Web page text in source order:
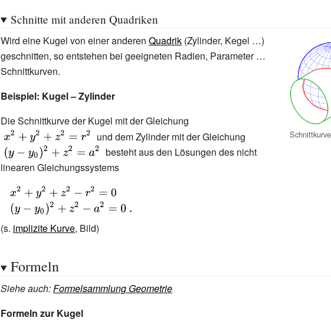
Schnitte mit anderen Quadriken
Wird eine Kugel von einer anderen Quadrik (Zylinder, Kegel …)
geschnitten, so entstehen bei geeigneten Radien, Parameter …
Schnittkurven.
Beispiel: Kugel – Zylinder
Die Schnittkurve der Kugel mit der Gleichung
\;x^{2}+y^{2}+z^{2}=r^{2}\;}
und dem Zylinder mit der Gleichung {\displaystyle \;(y-
besteht aus den Lösungen des nicht
linearen Gleichungssystems
{\displaystyle
x^{2}+y^{2}+z^{2}-
r^{2}=0}
{\displaystyle (y-
y_{0})^{2}+z^{2}-
a^{2}=0\ .}
(s. implizite Kurve, Bild)
Formeln
Siehe auch:Formelsammlung Geometrie
Formeln zur Kugel